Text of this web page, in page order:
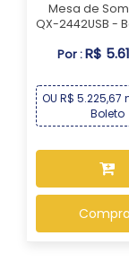
Mesa de
QX-2442USB -
Por :R$
OU R$ 5.225,67
Boleto